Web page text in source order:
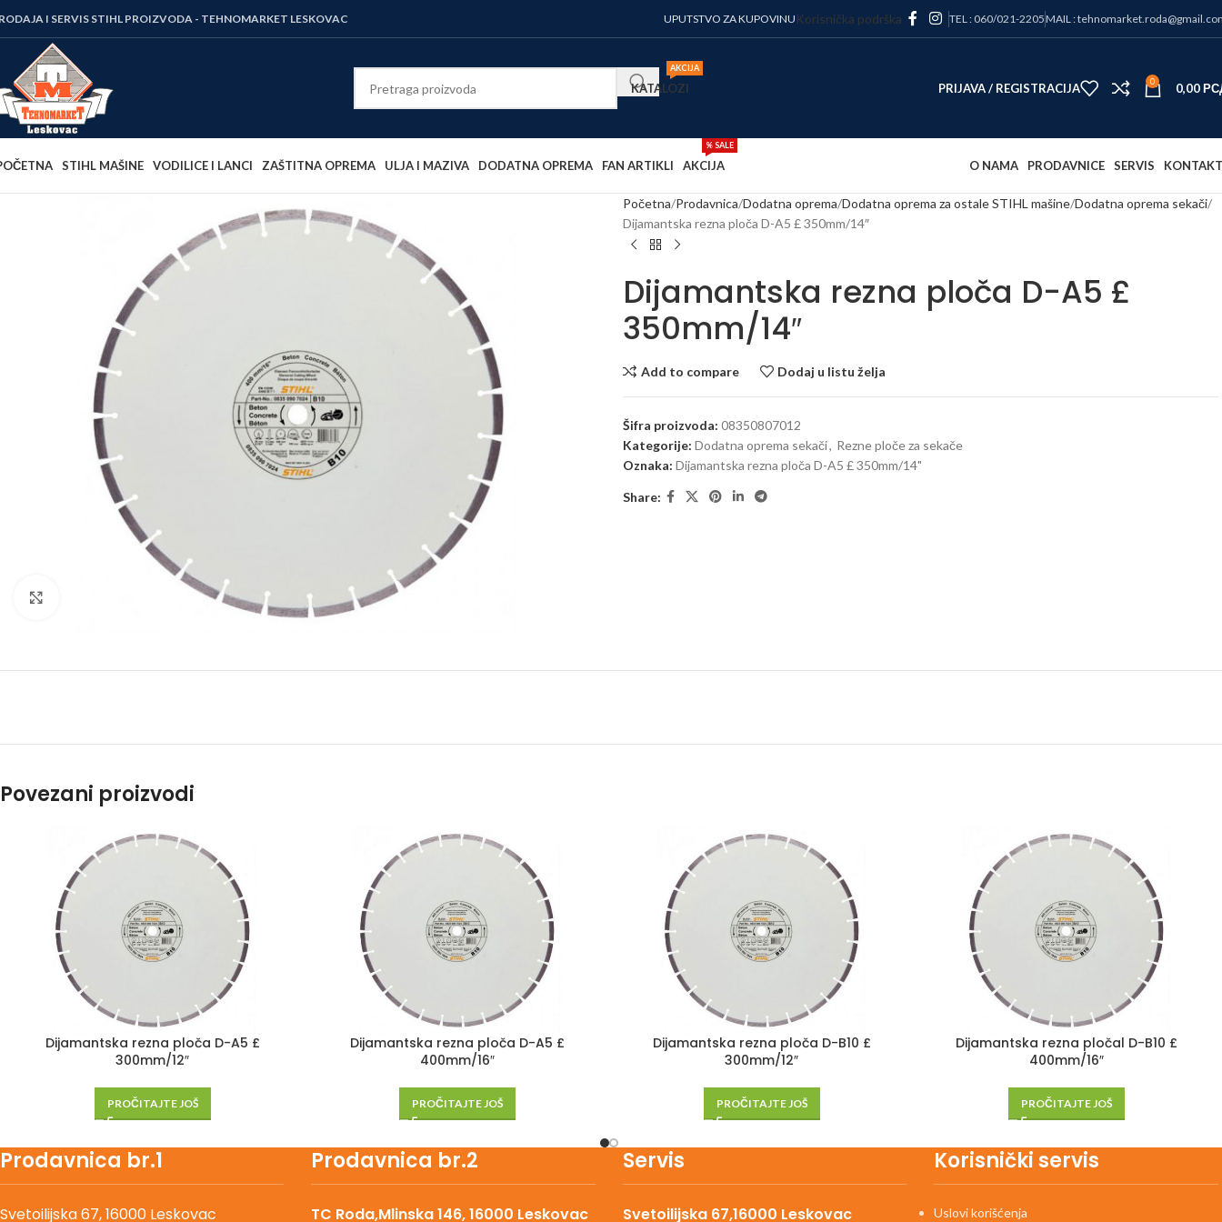
I SERVIS STIHL PROIZVODA - TEHNOMARKET LESKOVAC UPUTSTVO ZA KUPOVINU Korisnička podrška TEL : 060/021-2205MAIL :
KATALOZI
AKCIJA
PRIJAVA / REGISTRACIJA 0 0,00
STIHL MAŠINE VODILICE I LANCI ZAŠTITNA OPREMA ULJA I MAZIVA DODATNA OPREMA FAN ARTIKLI AKCIJA
% SALE
O NAMA PRODAVNICE SERVIS KONTAKT
Početna Prodavnica Dodatna oprema Dodatna oprema za ostale STIHL mašine Dodatna oprema sekači
Dijamantska rezna ploča D-A5 £ 350mm/14″
Dijamantska rezna ploča D-A5 £
350mm/14″
Add to compare Dodaj u listu želja
Šifra proizvoda: 08350807012
Kategorije: Dodatna oprema sekači, Rezne ploče za sekače
Oznaka: Dijamantska rezna ploča D-A5 £ 350mm/14"
Share:
Povezani proizvodi
Dijamantska rezna ploča D-A5 £
300mm/12″
PROČITAJTE JOŠ
Dijamantska rezna ploča D-A5 £
400mm/16″
PROČITAJTE JOŠ
Dijamantska rezna ploča D-B10 £
300mm/12″
PROČITAJTE JOŠ
Dijamantska rezna pločal D-B10 £
400mm/16″
PROČITAJTE JOŠ
Prodavnica br.1
Svetoilijska 67, 16000 Leskovac
Prodavnica br.2
TC Roda,Mlinska 146, 16000 Leskovac
Servis
Svetoilijska 67,16000 Leskovac
Korisnički servis
Uslovi korišćenja